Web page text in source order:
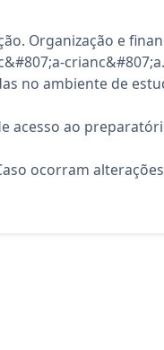
Organização e
crianc&#807;a.
no ambiente de
acesso ao
ocorram